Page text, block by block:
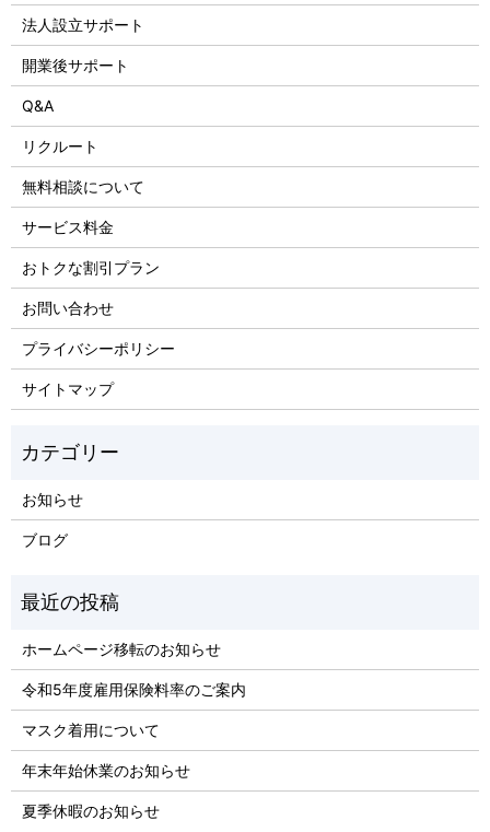
法人設立サポート
開業後サポート
Q&A
リクルート
無料相談について
サービス料金
おトクな割引プラン
お問い合わせ
プライバシーポリシー
サイトマップ
お知らせ
ブログ
ホームページ移転のお知らせ
令和5年度雇用保険料率のご案内
マスク着用について
年末年始休業のお知らせ
夏季休暇のお知らせ